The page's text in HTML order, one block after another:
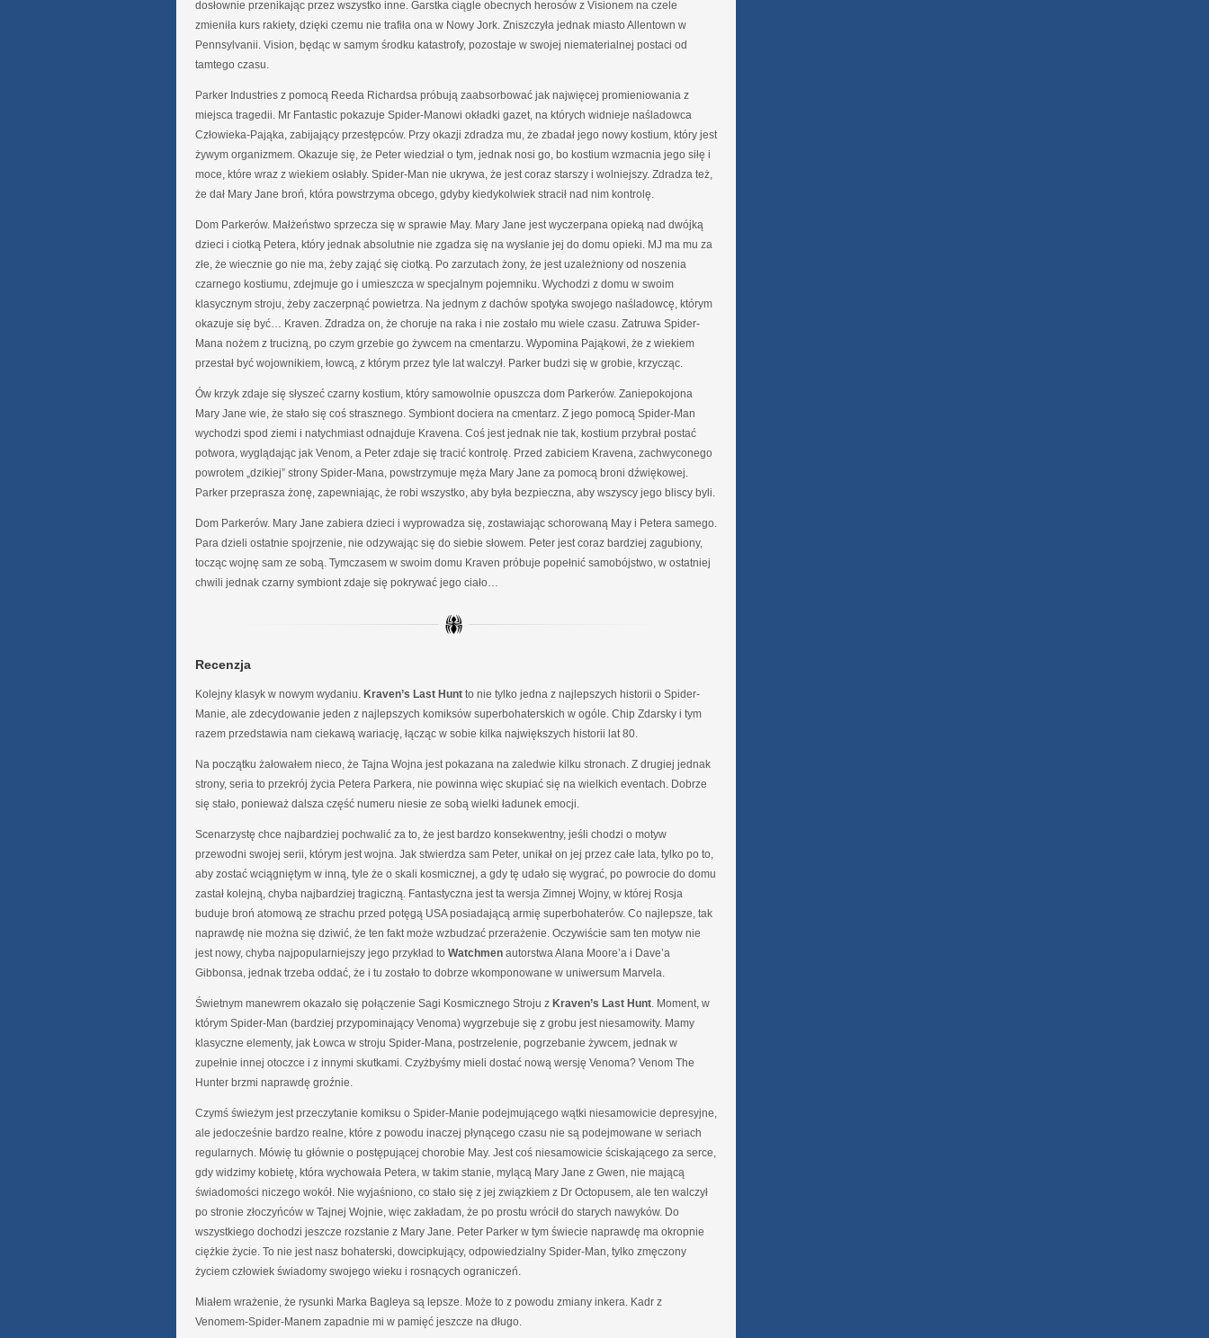
dosłownie przenikając przez wszystko inne. Garstka ciągle obecnych herosów z Visionem na czele
zmieniła kurs rakiety, dzięki czemu nie trafiła ona w Nowy Jork. Zniszczyła jednak miasto Allentown w
Pennsylvanii. Vision, będąc w samym środku katastrofy, pozostaje w swojej niematerialnej postaci od
tamtego czasu.
Parker Industries z pomocą Reeda Richardsa próbują zaabsorbować jak najwięcej promieniowania z
miejsca tragedii. Mr Fantastic pokazuje Spider-Manowi okładki gazet, na których widnieje naśladowca
Człowieka-Pająka, zabijający przestępców. Przy okazji zdradza mu, że zbadał jego nowy kostium, który jest
żywym organizmem. Okazuje się, że Peter wiedział o tym, jednak nosi go, bo kostium wzmacnia jego siłę i
moce, które wraz z wiekiem osłabły. Spider-Man nie ukrywa, że jest coraz starszy i wolniejszy. Zdradza też,
że dał Mary Jane broń, która powstrzyma obcego, gdyby kiedykolwiek stracił nad nim kontrolę.
Dom Parkerów. Małżeństwo sprzecza się w sprawie May. Mary Jane jest wyczerpana opieką nad dwójką
dzieci i ciotką Petera, który jednak absolutnie nie zgadza się na wysłanie jej do domu opieki. MJ ma mu za
złe, że wiecznie go nie ma, żeby zająć się ciotką. Po zarzutach żony, że jest uzależniony od noszenia
czarnego kostiumu, zdejmuje go i umieszcza w specjalnym pojemniku. Wychodzi z domu w swoim
klasycznym stroju, żeby zaczerpnąć powietrza. Na jednym z dachów spotyka swojego naśladowcę, którym
okazuje się być… Kraven. Zdradza on, że choruje na raka i nie zostało mu wiele czasu. Zatruwa Spider-
Mana nożem z trucizną, po czym grzebie go żywcem na cmentarzu. Wypomina Pająkowi, że z wiekiem
przestał być wojownikiem, łowcą, z którym przez tyle lat walczył. Parker budzi się w grobie, krzycząc.
Ów krzyk zdaje się słyszeć czarny kostium, który samowolnie opuszcza dom Parkerów. Zaniepokojona
Mary Jane wie, że stało się coś strasznego. Symbiont dociera na cmentarz. Z jego pomocą Spider-Man
wychodzi spod ziemi i natychmiast odnajduje Kravena. Coś jest jednak nie tak, kostium przybrał postać
potwora, wyglądając jak Venom, a Peter zdaje się tracić kontrolę. Przed zabiciem Kravena, zachwyconego
powrotem „dzikiej” strony Spider-Mana, powstrzymuje męża Mary Jane za pomocą broni dźwiękowej.
Parker przeprasza żonę, zapewniając, że robi wszystko, aby była bezpieczna, aby wszyscy jego bliscy byli.
Dom Parkerów. Mary Jane zabiera dzieci i wyprowadza się, zostawiając schorowaną May i Petera samego.
Para dzieli ostatnie spojrzenie, nie odzywając się do siebie słowem. Peter jest coraz bardziej zagubiony,
tocząc wojnę sam ze sobą. Tymczasem w swoim domu Kraven próbuje popełnić samobójstwo, w ostatniej
chwili jednak czarny symbiont zdaje się pokrywać jego ciało…
Recenzja
Kolejny klasyk w nowym wydaniu. Kraven’s Last Hunt to nie tylko jedna z najlepszych historii o Spider-
Manie, ale zdecydowanie jeden z najlepszych komiksów superbohaterskich w ogóle. Chip Zdarsky i tym
razem przedstawia nam ciekawą wariację, łącząc w sobie kilka największych historii lat 80.
Na początku żałowałem nieco, że Tajna Wojna jest pokazana na zaledwie kilku stronach. Z drugiej jednak
strony, seria to przekrój życia Petera Parkera, nie powinna więc skupiać się na wielkich eventach. Dobrze
się stało, ponieważ dalsza część numeru niesie ze sobą wielki ładunek emocji.
Scenarzystę chce najbardziej pochwalić za to, że jest bardzo konsekwentny, jeśli chodzi o motyw
przewodni swojej serii, którym jest wojna. Jak stwierdza sam Peter, unikał on jej przez całe lata, tylko po to,
aby zostać wciągniętym w inną, tyle że o skali kosmicznej, a gdy tę udało się wygrać, po powrocie do domu
zastał kolejną, chyba najbardziej tragiczną. Fantastyczna jest ta wersja Zimnej Wojny, w której Rosja
buduje broń atomową ze strachu przed potęgą USA posiadającą armię superbohaterów. Co najlepsze, tak
naprawdę nie można się dziwić, że ten fakt może wzbudzać przerażenie. Oczywiście sam ten motyw nie
jest nowy, chyba najpopularniejszy jego przykład to Watchmen autorstwa Alana Moore’a i Dave’a
Gibbonsa, jednak trzeba oddać, że i tu zostało to dobrze wkomponowane w uniwersum Marvela.
Świetnym manewrem okazało się połączenie Sagi Kosmicznego Stroju z Kraven’s Last Hunt. Moment, w
którym Spider-Man (bardziej przypominający Venoma) wygrzebuje się z grobu jest niesamowity. Mamy
klasyczne elementy, jak Łowca w stroju Spider-Mana, postrzelenie, pogrzebanie żywcem, jednak w
zupełnie innej otoczce i z innymi skutkami. Czyżbyśmy mieli dostać nową wersję Venoma? Venom The
Hunter brzmi naprawdę groźnie.
Czymś świeżym jest przeczytanie komiksu o Spider-Manie podejmującego wątki niesamowicie depresyjne,
ale jedocześnie bardzo realne, które z powodu inaczej płynącego czasu nie są podejmowane w seriach
regularnych. Mówię tu głównie o postępującej chorobie May. Jest coś niesamowicie ściskającego za serce,
gdy widzimy kobietę, która wychowała Petera, w takim stanie, mylącą Mary Jane z Gwen, nie mającą
świadomości niczego wokół. Nie wyjaśniono, co stało się z jej związkiem z Dr Octopusem, ale ten walczył
po stronie złoczyńców w Tajnej Wojnie, więc zakładam, że po prostu wrócił do starych nawyków. Do
wszystkiego dochodzi jeszcze rozstanie z Mary Jane. Peter Parker w tym świecie naprawdę ma okropnie
ciężkie życie. To nie jest nasz bohaterski, dowcipkujący, odpowiedzialny Spider-Man, tylko zmęczony
życiem człowiek świadomy swojego wieku i rosnących ograniczeń.
Miałem wrażenie, że rysunki Marka Bagleya są lepsze. Może to z powodu zmiany inkera. Kadr z
Venomem-Spider-Manem zapadnie mi w pamięć jeszcze na długo.